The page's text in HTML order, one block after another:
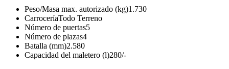
Peso/Masa max. autorizado (kg)1.730
CarroceríaTodo Terreno
Número de puertas5
Número de plazas4
Batalla (mm)2.580
Capacidad del maletero (l)280/-